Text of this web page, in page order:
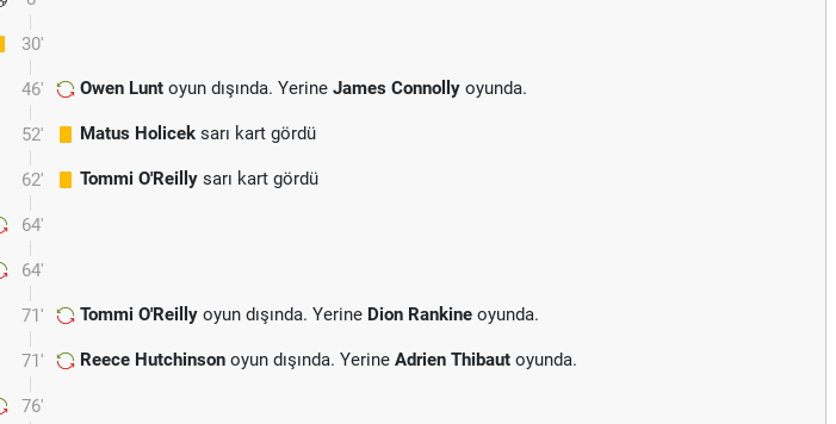
30'
46' Owen Lunt oyun dışında. Yerine James Connolly oyunda.
52' Matus Holicek sarı kart gördü
62' Tommi O'Reilly sarı kart gördü
64'
64'
71' Tommi O'Reilly oyun dışında. Yerine Dion Rankine oyunda.
71' Reece Hutchinson oyun dışında. Yerine Adrien Thibaut oyunda.
76'